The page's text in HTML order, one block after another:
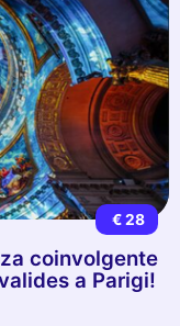
€ 28
coinvolgente
a Parigi!